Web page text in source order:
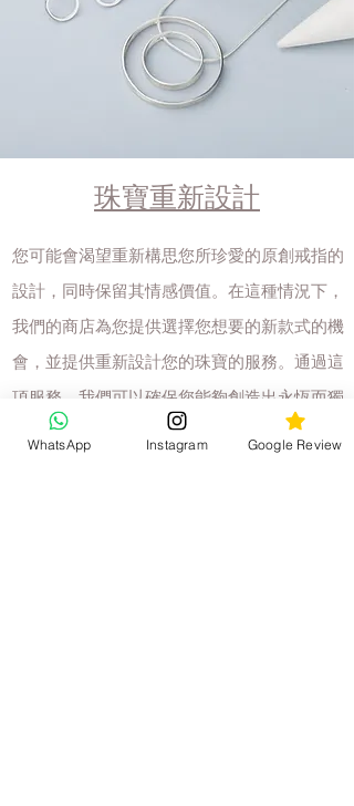
珠寶重新設計
您可能會渴望重新構思您所珍愛的原創戒指的
設計，同時保留其情感價值。在這種情況下，
我們的商店為您提供選擇您想要的新款式的機
會，並提供重新設計您的珠寶的服務。通過這
項服務，我們可以確保您能夠創造出永恆而獨
特的珠寶。
WhatsApp Instagram Google Review